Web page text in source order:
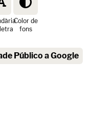
Color de
fons
Público a Google